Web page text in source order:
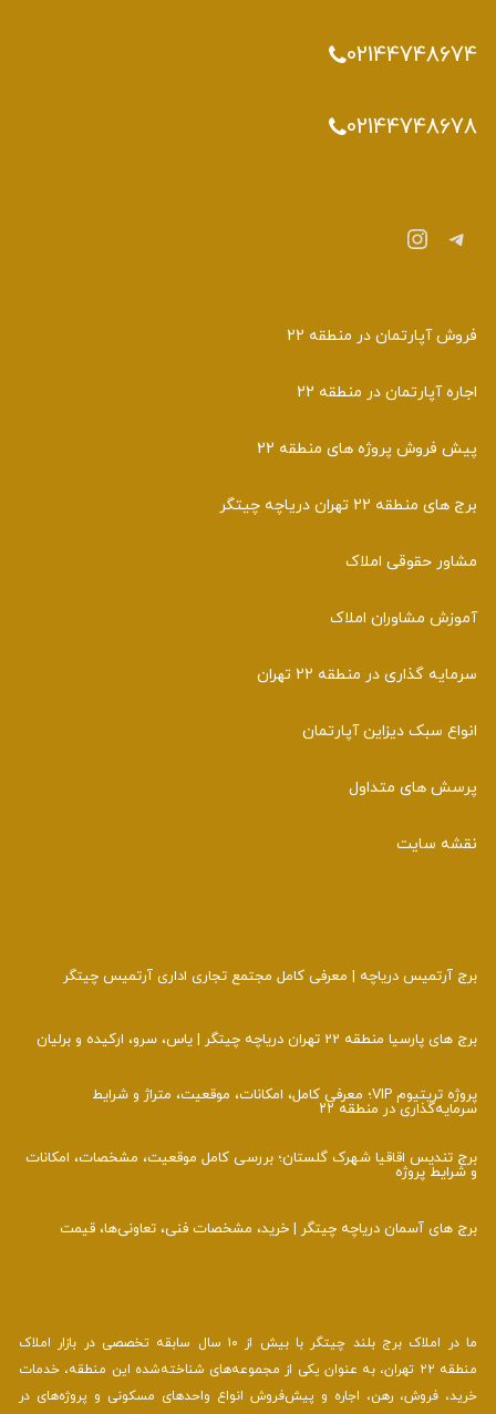
02144748674
02144748678
تلگراماینستاگرم
فروش آپارتمان در منطقه 22
اجاره آپارتمان در منطقه 22
پیش فروش پروژه های منطقه 22
برج های منطقه 22 تهران دریاچه چیتگر
مشاور حقوقی املاک
آموزش مشاوران املاک
سرمایه گذاری در منطقه 22 تهران
انواع سبک دیزاین آپارتمان
پرسش های متداول
نقشه سایت
برج آرتمیس دریاچه | معرفی کامل مجتمع تجاری اداری آرتمیس چیتگر
برج های پارسیا منطقه 22 تهران دریاچه چیتگر | یاس، سرو، ارکیده و برلیان
پروژه تریتیوم VIP؛ معرفی کامل، امکانات، موقعیت، متراژ و شرایط
سرمایه‌گذاری در منطقه ۲۲
برج تندیس اقاقیا شهرک گلستان؛ بررسی کامل موقعیت، مشخصات، امکانات
و شرایط پروژه
برج‌ های آسمان دریاچه چیتگر | خرید، مشخصات فنی، تعاونی‌ها، قیمت
ما در املاک برج بلند چیتگر با بیش از ۱۰ سال سابقه تخصصی در بازار املاک
منطقه ۲۲ تهران، به عنوان یکی از مجموعه‌های شناخته‌شده این منطقه، خدمات
خرید، فروش، رهن، اجاره و پیش‌فروش انواع واحدهای مسکونی و پروژه‌های در